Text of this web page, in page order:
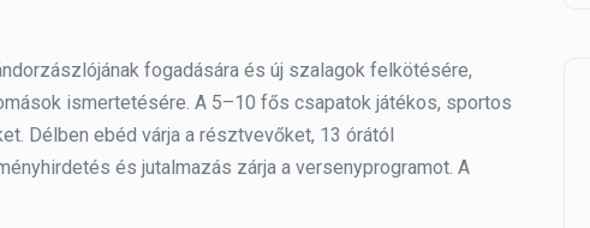
fogadására és új szalagok felkötésére,
ismertetésére. A 5–10 fős csapatok játékos, sportos
Délben ebéd várja a résztvevőket, 13 órától
és jutalmazás zárja a versenyprogramot. A